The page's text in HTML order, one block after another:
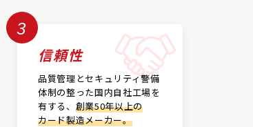
3
信頼性
品質管理とセキュリティ警備
体制の整った国内自社工場を
有する、 創業50年以上の
カード製造メーカー。